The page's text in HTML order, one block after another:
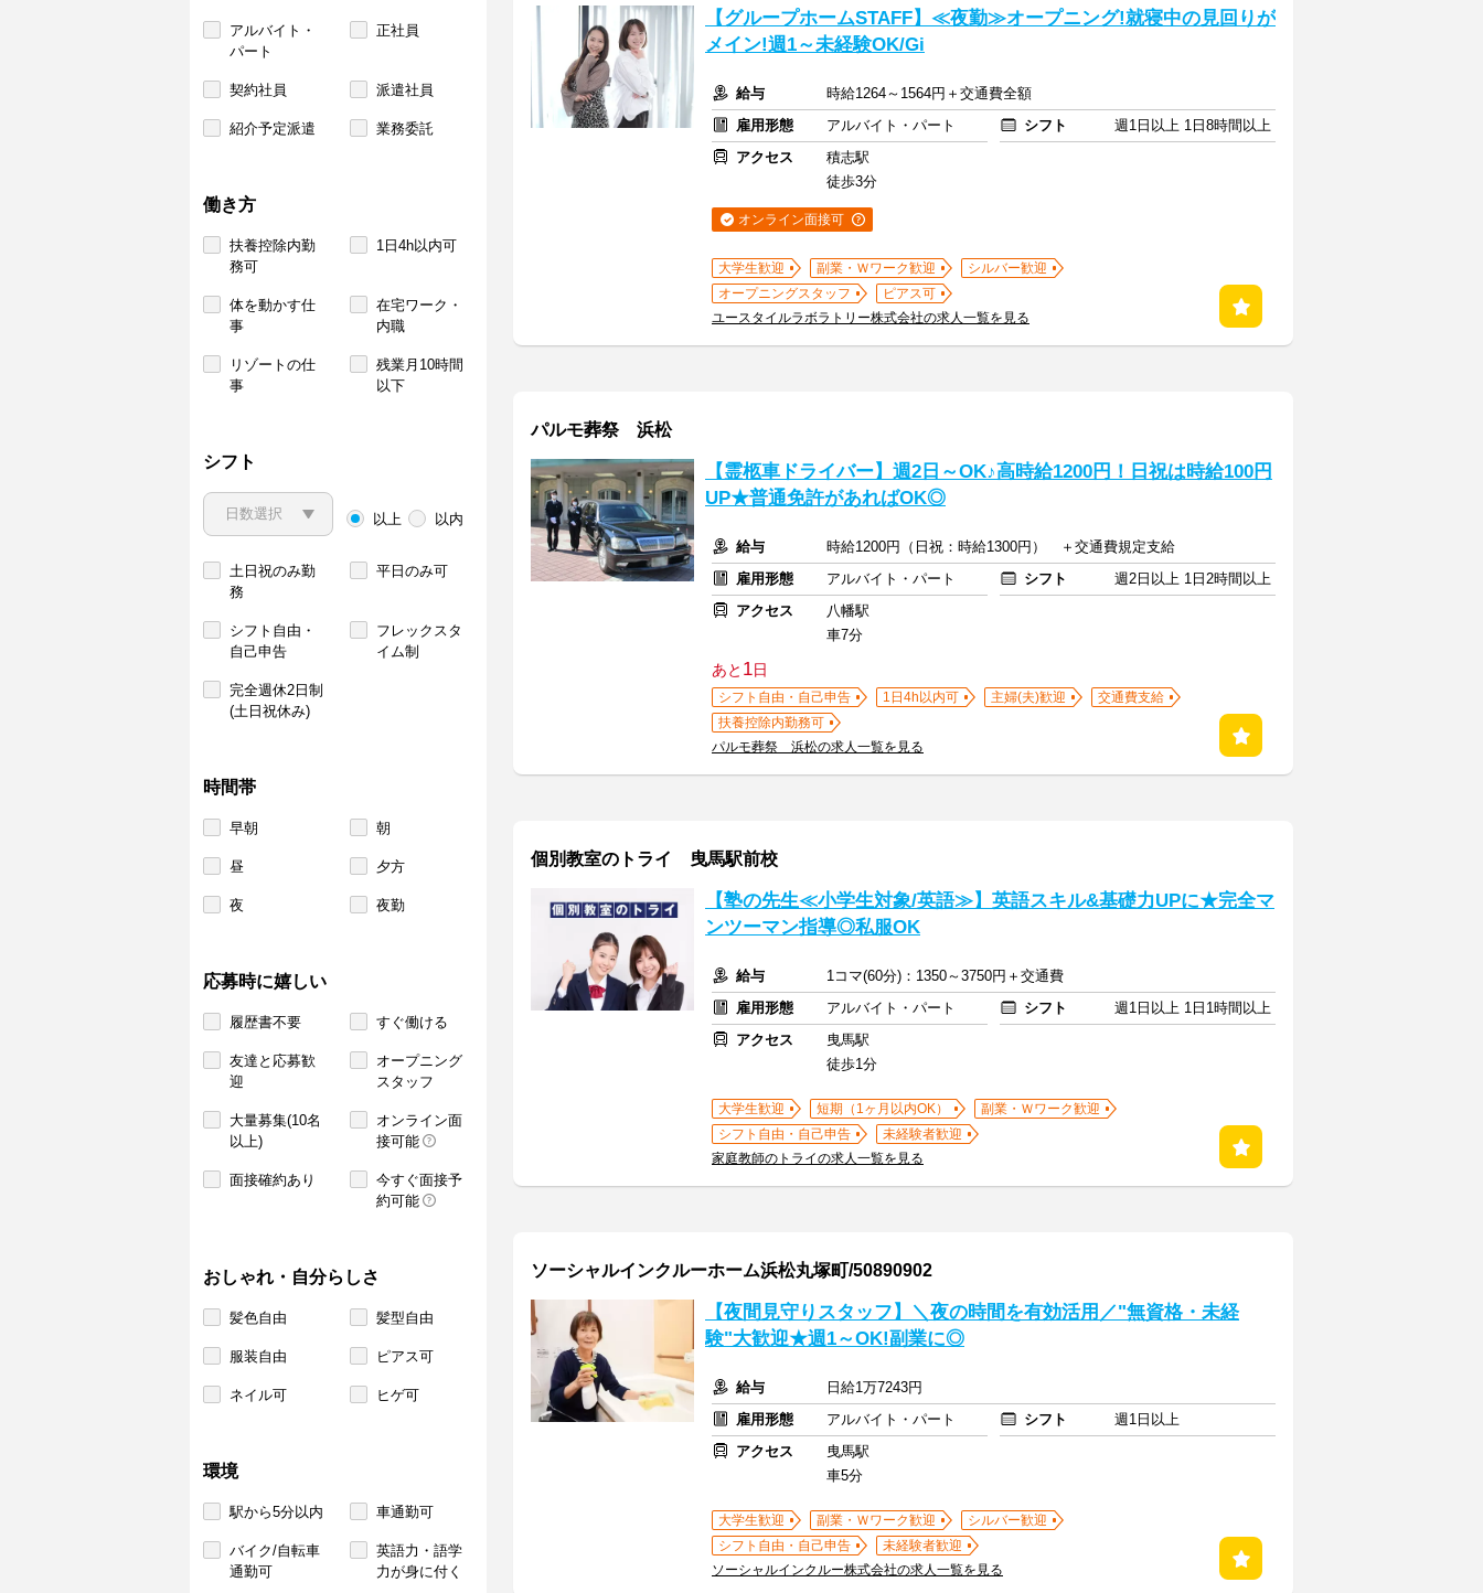
アルバイト・
パート
正社員
契約社員 派遣社員
紹介予定派遣 業務委託
働き方
扶養控除内勤
務可
1日4h以内可
体を動かす仕
事
在宅ワーク・
内職
リゾートの仕
事
残業月10時間
以下
シフト
以上 以内
土日祝のみ勤
務
平日のみ可
シフト自由・
自己申告
フレックスタ
イム制
完全週休2日制
(土日祝休み)
時間帯
早朝 朝
昼 夕方
夜 夜勤
応募時に嬉しい
履歴書不要 すぐ働ける
友達と応募歓
迎
オープニング
スタッフ
大量募集(10名
以上)
オンライン面
接可能
面接確約あり
今すぐ面接予
約可能
おしゃれ・自分らしさ
髪色自由 髪型自由
服装自由 ピアス可
ネイル可 ヒゲ可
環境
駅から5分以内 車通勤可
バイク/自転車
通勤可
英語力・語学
力が身に付く
【グループホームSTAFF】≪夜勤≫オープニング!就寝中の見回りが
メイン!週1～未経験OK/Gi
給与
時給1264～1564円＋交通費全額
雇用形態
アルバイト・パート シフト
週1日以上 1日8時間以上
アクセス
積志駅
徒歩3分
オンライン面接可
大学生歓迎 副業・Ｗワーク歓迎
シルバー歓迎
オープニングスタッフ
ピアス可
ユースタイルラボラトリー株式会社の求人一覧を見る
パルモ葬祭 浜松
【霊柩車ドライバー】週2日～OK♪高時給1200円！日祝は時給100円
UP★普通免許があればOK◎
給与
時給1200円（日祝：時給1300円） ＋交通費規定支給
雇用形態
アルバイト・パート シフト
週2日以上 1日2時間以上
アクセス
八幡駅
車7分
あと 1日
シフト自由・自己申告 1日4h以内可 主婦(夫)歓迎
交通費支給
扶養控除内勤務可
パルモ葬祭 浜松の求人一覧を見る
個別教室のトライ 曳馬駅前校
【塾の先生≪小学生対象/英語≫】英語スキル&基礎力UPに★完全マ
ンツーマン指導◎私服OK
給与
1コマ(60分)：1350～3750円＋交通費
雇用形態
アルバイト・パート シフト
週1日以上 1日1時間以上
アクセス
曳馬駅
徒歩1分
大学生歓迎 短期（1ヶ月以内OK）
副業・Ｗワーク歓迎
シフト自由・自己申告
未経験者歓迎
家庭教師のトライの求人一覧を見る
ソーシャルインクルーホーム浜松丸塚町/50890902
【夜間見守りスタッフ】＼夜の時間を有効活用／"無資格・未経
験"大歓迎★週1～OK!副業に◎
給与
日給1万7243円
雇用形態
アルバイト・パート シフト
週1日以上
アクセス
曳馬駅
車5分
大学生歓迎 副業・Ｗワーク歓迎
シルバー歓迎
シフト自由・自己申告
未経験者歓迎
ソーシャルインクルー株式会社の求人一覧を見る